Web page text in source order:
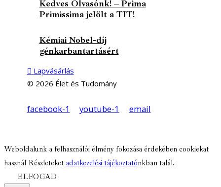
Kedves Olvasónk! – Prima
Primissima jelölt a TIT!
Kémiai Nobel-díj
génkarbantartásért
Lapvásárlás
© 2026 Élet és Tudomány
facebook-1 youtube-1 email
Weboldalunk a felhasználói élmény fokozása érdekében cookiekat
használ Részleteket adatkezelési tájékoztatónkban talál.
ELFOGAD